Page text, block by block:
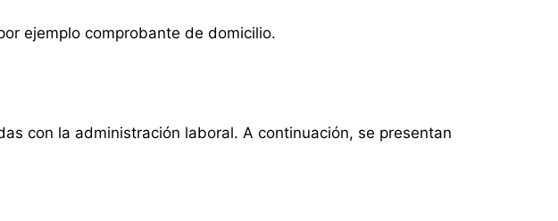
ejemplo comprobante de domicilio.
con la administración laboral. A continuación, se presentan